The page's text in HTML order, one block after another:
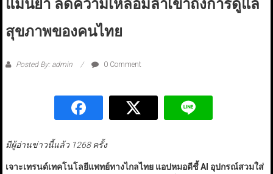
แม่นยำ ลดความเหลื่อมล้ำเข้าถึงการดูแล
สุขภาพของคนไทย
Posted By: admin 0 Comment
มีผู้อ่านข่าวนี้แล้ว 1268 ครั้ง
เจาะเทรนด์เทคโนโลยีแพทย์ทางไกลไทย แอปหมอดีชี้AI อุปกรณ์สวมใส่